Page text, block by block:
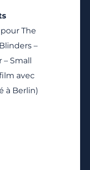
The
–
– Small
avec
à Berlin)